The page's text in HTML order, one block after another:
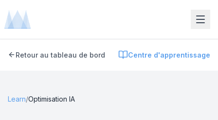
Retour au tableau de bord Centre d'apprentissage
Learn/Optimisation IA